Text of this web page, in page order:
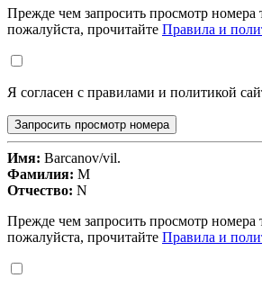
Прежде чем запросить просмотр номера
пожалуйста, прочитайте Правила и
Я согласен с правилами и политикой
Запросить просмотр номера
Имя: Barcanov/vil.
Фамилия: M
Отчество: N
Прежде чем запросить просмотр номера
пожалуйста, прочитайте Правила и